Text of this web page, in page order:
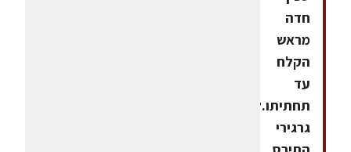
חדה
מראש
הקלח
עד
תחתיתו.לקערת
גרגירי